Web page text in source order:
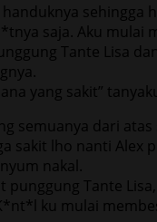
sehingga
saja. Aku mulai
Tante Lisa
yang sakit”
semuanya dari
sakit lho nanti Alex
nakal.
punggung Tante
ku mulai